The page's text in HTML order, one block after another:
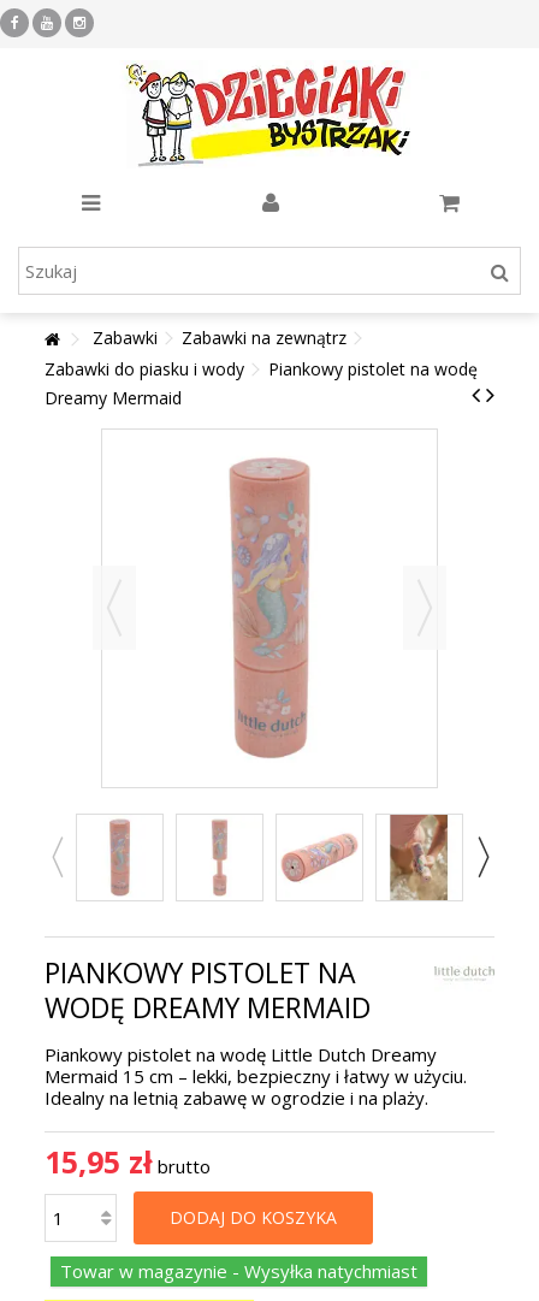
Zabawki
Zabawki na zewnątrz
Zabawki do piasku i wody
Piankowy pistolet na wodę
Dreamy Mermaid
PIANKOWY PISTOLET NA
WODĘ DREAMY MERMAID
Piankowy pistolet na wodę Little Dutch Dreamy
Mermaid 15 cm – lekki, bezpieczny i łatwy w użyciu.
Idealny na letnią zabawę w ogrodzie i na plaży.
15,95 zł brutto
DODAJ DO KOSZYKA
Towar w magazynie - Wysyłka natychmiast